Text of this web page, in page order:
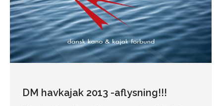
DM havkajak 2013 -aflysning!!!